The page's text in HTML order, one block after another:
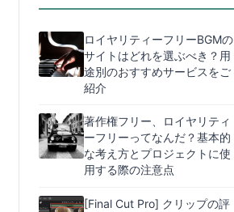
ロイヤリティーフリーBGMの
サイトはどれを選ぶべき？用
途別のおすすめサービスをご
紹介
著作権フリー、ロイヤリティ
ーフリーってなんだ？基本的
な考え方とプロジェクトに使
用する際の注意点
[Final Cut Pro] クリップの評